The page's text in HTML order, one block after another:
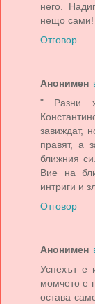
него.
нещо сами!
Отговор
Анонимен
" Разни
завиждат,
правят, а
ближния
Вие на
интриги и
Отговор
Анонимен
Успехът е
момчето е
остава